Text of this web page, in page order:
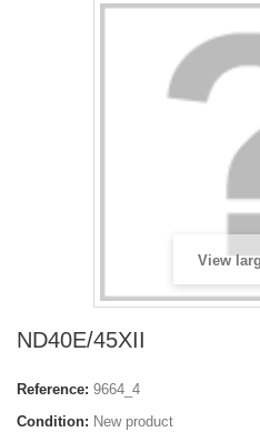
View
ND40E/45XII
Reference: 9664_4
Condition: New product